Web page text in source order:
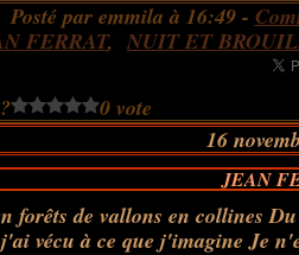
Posté par emmila à 16:49 -
FERRAT, NUIT ET
0 vote
16
JEAN
forêts de vallons en collines
vécu à ce que j'imagine Je